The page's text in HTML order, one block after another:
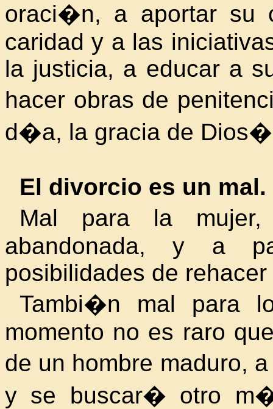
oraci�n, a aportar su
caridad y a las
la justicia, a educar a
hacer obras de
d�a, la gracia de Dios�
El divorcio es un mal.
Mal para la
abandonada, y a
posibilidades de
Tambi�n mal para
momento no es raro
de un hombre maduro,
y se buscar� otro